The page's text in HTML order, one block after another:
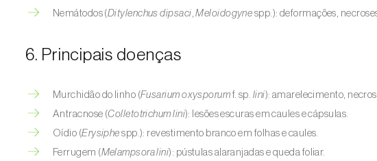
Nemátodos (Ditylenchus dipsaci,Meloidogyne spp.): deformações,
6. Principais doenças
Murchidão do linho (Fusarium oxysporum f. sp. lini): amarelecimento,
Antracnose (Colletotrichum lini): lesões escuras em caules e cápsulas.
Oídio (Erysiphe spp.): revestimento branco em folhas e caules.
Ferrugem (Melampsora lini): pústulas alaranjadas e queda foliar.